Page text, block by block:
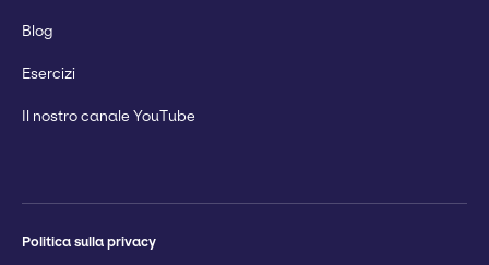
Blog
Esercizi
Il nostro canale YouTube
Politica sulla privacy